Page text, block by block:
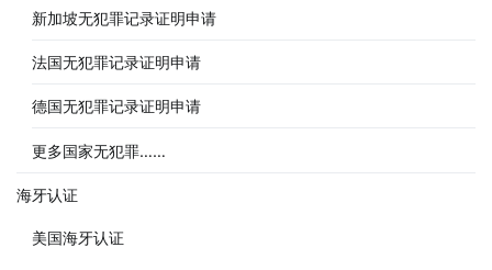
新加坡无犯罪记录证明申请
法国无犯罪记录证明申请
德国无犯罪记录证明申请
更多国家无犯罪……
海牙认证
美国海牙认证